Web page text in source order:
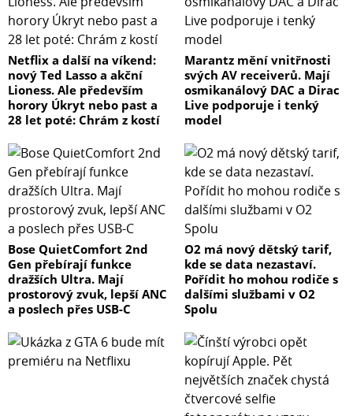
IEEE 802.1Q
až 255 VLAN skupin, až 4094 VLAN ID
Q-in-Q tunneling
Private VLAN Edge (PVE)
MAC-based VLAN
Protocol-based VLAN
Voice VLAN
GVRP
Multicast VLAN Registration
Spanning Tree Protocol:
protokol STP, protokol IEEE 802.1d Spanning Tree
protokol RSTP, protokol IEEE 802.1w Rapid Spanning Tree
protokol MSTP, protokol IEEE 802.1s Multiple Spanning
Tree
Port mirroring: RX, TX, obojí
Agregace linek: IEEE 802.3ad LACP, 10 portů v 5
Netflix a další na víkend:
nový Ted Lasso a akční
Lioness. Ale především
horory Úkryt nebo past a
28 let poté: Chrám z kostí
Marantz mění vnitřnosti
svých AV receiverů. Mají
osmikanálový DAC a Dirac
Live podporuje i tenký
model
Bose QuietComfort 2nd
Gen přebírají funkce
dražších Ultra. Mají
prostorový zvuk, lepší ANC
a poslech přes USB-C
O2 má nový dětský tarif,
kde se data nezastaví.
Pořídit ho mohou rodiče s
dalšími službami v O2
Spolu